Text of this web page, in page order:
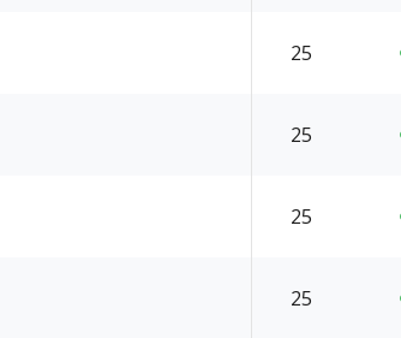
25
25
25
25